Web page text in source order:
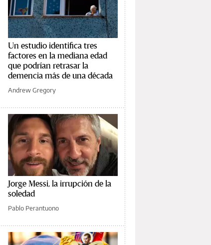
Un estudio identifica tres
factores en la mediana edad
que podrían retrasar la
demencia más de una década
Andrew Gregory
Jorge Messi, la irrupción de la
soledad
Pablo Perantuono